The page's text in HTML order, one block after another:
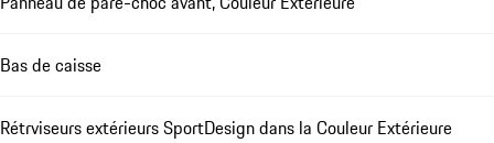
Bas de caisse
Rétrviseurs extérieurs SportDesign dans la Couleur Extérieure